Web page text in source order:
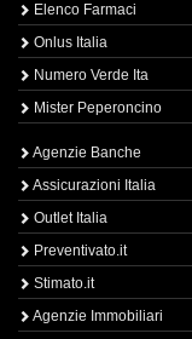
Elenco Farmaci
Onlus Italia
Numero Verde Ita
Mister Peperoncino
Agenzie Banche
Assicurazioni Italia
Outlet Italia
Preventivato.it
Stimato.it
Agenzie Immobiliari